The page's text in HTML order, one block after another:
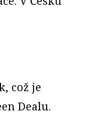
což je
Dealu.